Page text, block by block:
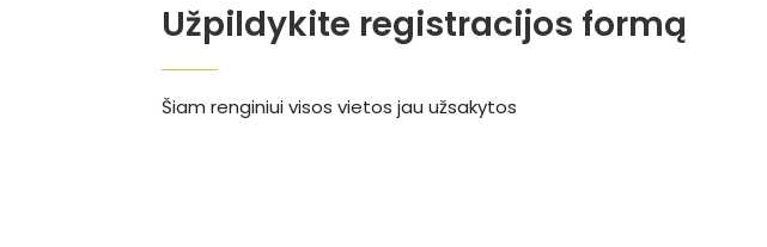
Užpildykite registracijos formą
Šiam renginiui visos vietos jau užsakytos